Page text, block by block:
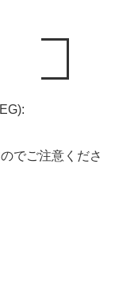
でご注意くださ